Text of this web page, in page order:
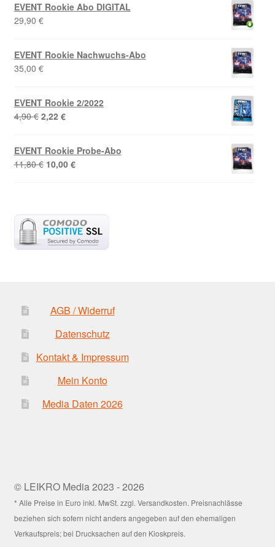
4,90 €3,90 €.
EVENT Rookie Abo DIGITAL
29,90 €
EVENT Rookie Nachwuchs-Abo
35,00 €
EVENT Rookie 2/2022
4,90€ Ursprünglicher
4,90 €
2,22 €Aktueller
2,22 €.
EVENT Rookie Probe-Abo
11,80€ Ursprünglicher
10,00 €Aktueller
AGB / Widerruf
Datenschutz
Kontakt & Impressum
Mein Konto
Media Daten 2026
© LEIKRO Media 2023 - 2026
* Alle Preise in Euro inkl. MwSt. zzgl. Versandkosten. Preisnachlässe
beziehen sich sofern nicht anders angegeben auf den ehemaligen
Verkaufspreis; bei Drucksachen auf den Kioskpreis.